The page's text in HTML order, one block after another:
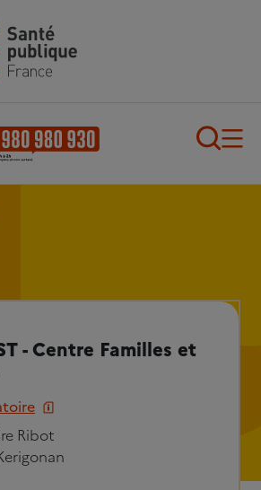
- Centre Familles et
Ribot